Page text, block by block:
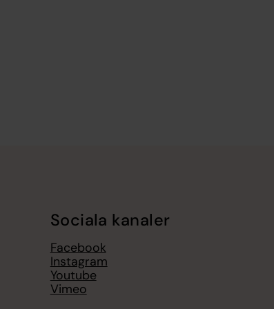
Sociala kanaler
Facebook
Instagram
Youtube
Vimeo